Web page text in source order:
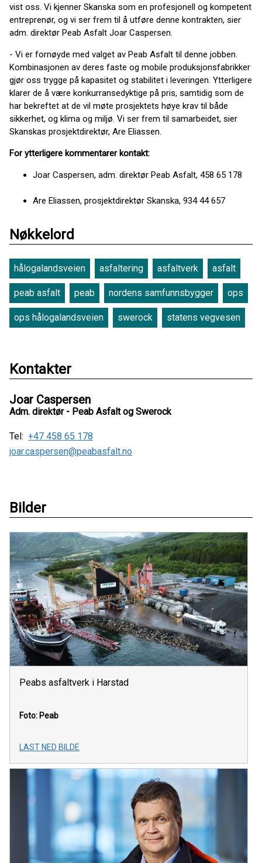
vist oss. Vi kjenner Skanska som en profesjonell og kompetent
entreprenør, og vi ser frem til å utføre denne kontrakten, sier
adm. direktør Peab Asfalt Joar Caspersen.
- Vi er fornøyde med valget av Peab Asfalt til denne jobben.
Kombinasjonen av deres faste og mobile produksjonsfabrikker
gjør oss trygge på kapasitet og stabilitet i leveringen. Ytterligere
klarer de å være konkurransedyktige på pris, samtidig som de
har bekreftet at de vil møte prosjektets høye krav til både
sikkerhet, og klima og miljø. Vi ser frem til samarbeidet, sier
Skanskas prosjektdirektør, Are Eliassen.
For ytterligere kommentarer kontakt:
Joar Caspersen, adm. direktør Peab Asfalt, 458 65 178
Are Eliassen, prosjektdirektør Skanska, 934 44 657
Nøkkelord
hålogalandsveien asfaltering asfaltverk asfalt
peab asfalt peab nordens samfunnsbygger ops
ops hålogalandsveien swerock statens vegvesen
Kontakter
Joar Caspersen
Adm. direktør - Peab Asfalt og Swerock
Tel: +47 458 65 178
joar.caspersen@peabasfalt.no
Bilder
Peabs asfaltverk i Harstad
Foto: Peab
LAST NED BILDE